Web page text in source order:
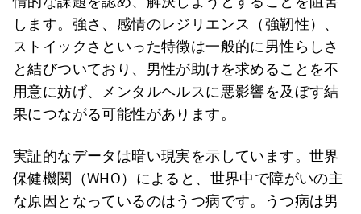
します。強さ、感情のレジリエンス（強靭性）、
ストイックさといった特徴は一般的に男性らしさ
と結びついており、男性が助けを求めることを不
用意に妨げ、メンタルヘルスに悪影響を及ぼす結
果につながる可能性があります。
実証的なデータは暗い現実を示しています。世界
保健機関（WHO）によると、世界中で障がいの主
な原因となっているのはうつ病です。うつ病は男